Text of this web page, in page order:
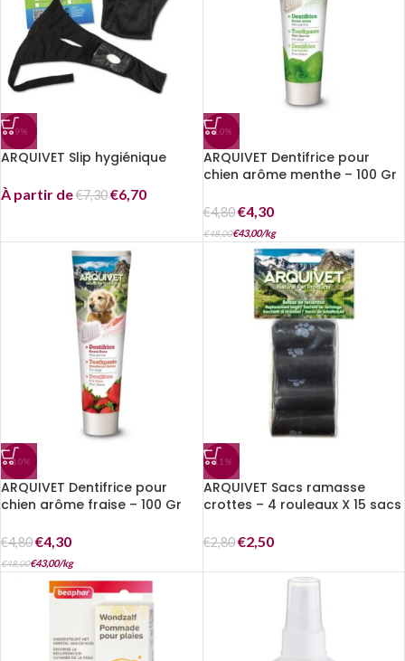
-9%
ARQUIVET Slip hygiénique
À partir de€7,30€6,70
-10%
ARQUIVET Dentifrice pour
chien arôme menthe – 100 Gr
€4,80 €4,30
€48,00€43,00/kg
-10%
ARQUIVET Dentifrice pour
chien arôme fraise – 100 Gr
€4,80€4,30
€48,00€43,00/kg
-11%
ARQUIVET Sacs ramasse
crottes – 4 rouleaux X 15 sacs
€2,80 €2,50